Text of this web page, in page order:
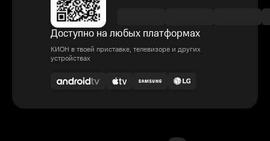
Доступно на любых платформах
КИОН в твоей приставке, телевизоре и других
устройствах